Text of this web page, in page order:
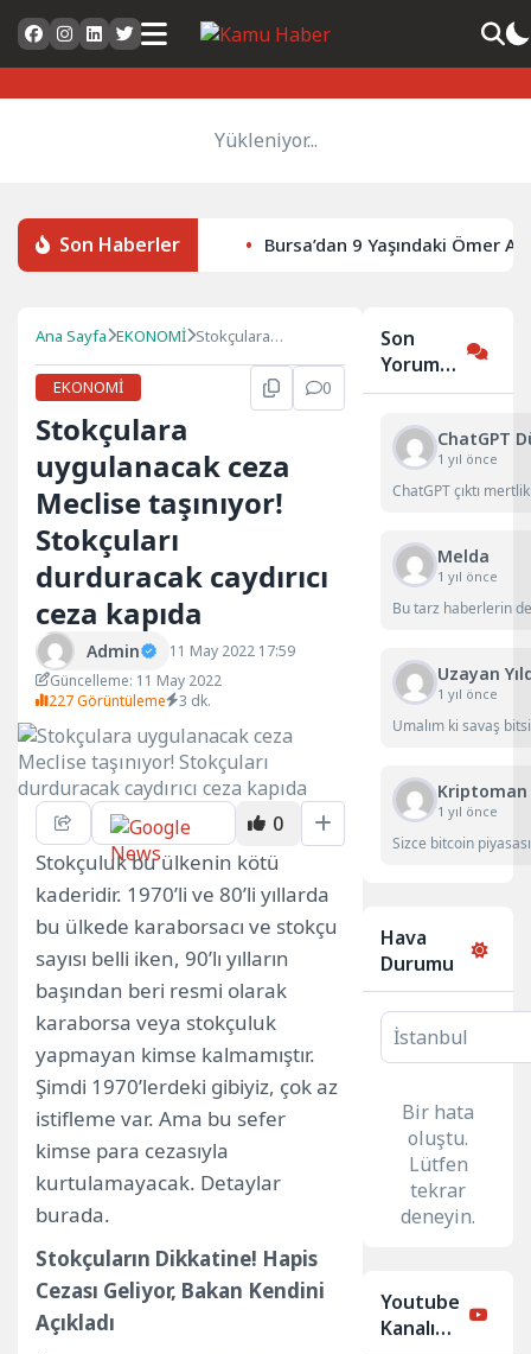
Yükleniyor...
Son Haberler Bursa’dan 9 Yaşındaki Ömer
Ana Sayfa EKONOMİ Stokçulara
Meclise taşınıyor!
Stokçuları
EKONOMİ 0
Stokçulara
uygulanacak ceza
Meclise taşınıyor!
Stokçuları
durduracak caydırıcı
ceza kapıda
Admin
11 May 2022 17:59
Güncelleme: 11 May 2022
227 Görüntüleme
3 dk.
0
Stokçuluk bu ülkenin kötü
kaderidir. 1970’li ve 80’li yıllarda
bu ülkede karaborsacı ve stokçu
sayısı belli iken, 90’lı yılların
başından beri resmi olarak
karaborsa veya stokçuluk
yapmayan kimse kalmamıştır.
Şimdi 1970’lerdeki gibiyiz, çok az
istifleme var. Ama bu sefer
kimse para cezasıyla
kurtulamayacak. Detaylar
burada.
Stokçuların Dikkatine! Hapis
Cezası Geliyor, Bakan Kendini
Açıkladı
Son
Yorumlar
ChatGPT
1 yıl önce
ChatGPT çıktı
Melda
1 yıl önce
Bu tarz haberlerin
Uzayan
1 yıl önce
Umalım ki savaş
Kriptoman
1 yıl önce
Sizce bitcoin
Hava
Durumu
Bir hata
oluştu.
Lütfen
tekrar
deneyin.
Youtube
Kanalımız